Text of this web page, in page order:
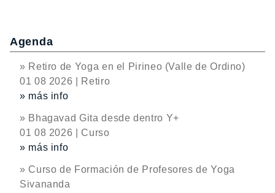
Agenda
» Retiro de Yoga en el Pirineo (Valle de Ordino)
01 08 2026 | Retiro
» más info
» Bhagavad Gita desde dentro Y+
01 08 2026 | Curso
» más info
» Curso de Formación de Profesores de Yoga
Sivananda